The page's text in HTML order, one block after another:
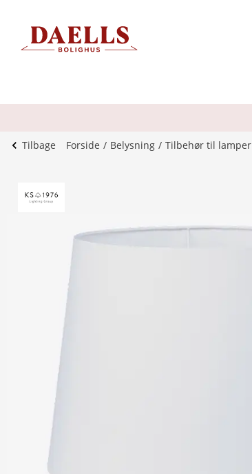
Tilbage Forside Belysning Tilbehør til lamper